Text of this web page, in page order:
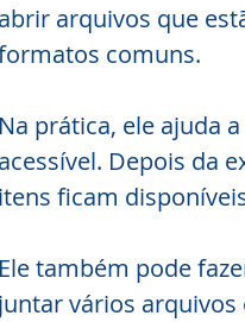
abrir arquivos que
comuns.
Na prática, ele ajuda
acessível. Depois da
itens ficam
Ele também pode
juntar vários